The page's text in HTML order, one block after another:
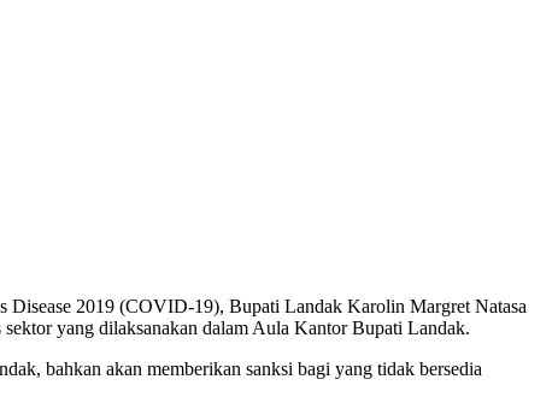
2019 (COVID-19), Bupati Landak Karolin Margret Natasa
yang dilaksanakan dalam Aula Kantor Bupati Landak.
bahkan akan memberikan sanksi bagi yang tidak bersedia